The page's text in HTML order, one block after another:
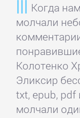
Когда
молчали
Колотенко
Эликсир
txt, epub, pdf
молчали
детективы
детективы